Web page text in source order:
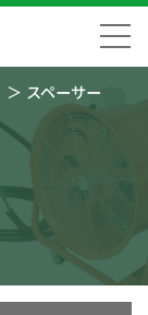
スペーサー